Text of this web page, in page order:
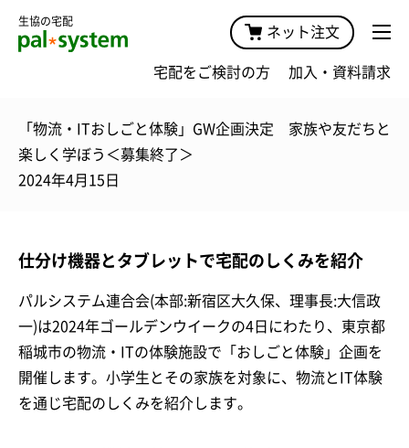
生協の宅配
ネット注文
宅配をご検討の方 加入・資料請求
「物流・ITおしごと体験」GW企画決定 家族や友だちと
楽しく学ぼう＜募集終了＞
2024年4月15日
仕分け機器とタブレットで宅配のしくみを紹介
パルシステム連合会(本部:新宿区大久保、理事長:大信政
一)は2024年ゴールデンウイークの4日にわたり、東京都
稲城市の物流・ITの体験施設で「おしごと体験」企画を
開催します。小学生とその家族を対象に、物流とIT体験
を通じ宅配のしくみを紹介します。